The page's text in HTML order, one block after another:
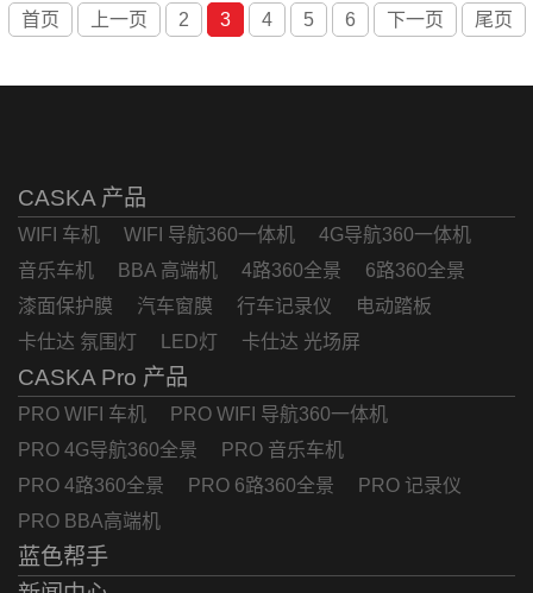
首页 上一页 2 3 4 5 6 下一页 尾页
CASKA 产品
WIFI 车机 WIFI 导航360一体机
4G导航360一体机
音乐车机
BBA 高端机 4路360全景
6路360全景
漆面保护膜
汽车窗膜 行车记录仪
电动踏板
卡仕达 氛围灯
LED灯 卡仕达 光场屏
CASKA Pro 产品
PRO WIFI 车机
PRO WIFI 导航360一体机
PRO 4G导航360全景
PRO 音乐车机
PRO 4路360全景
PRO 6路360全景
PRO 记录仪
PRO BBA高端机
蓝色帮手